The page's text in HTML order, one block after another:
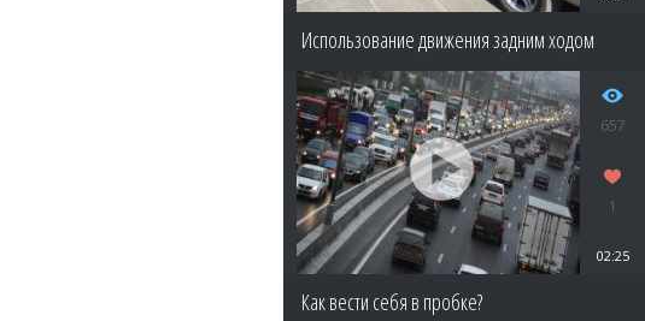
Использование движения задним ходом
657
1
02:25
Как вести себя в пробке?